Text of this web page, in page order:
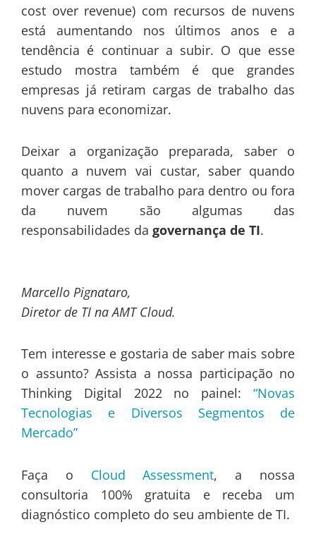
cost over revenue) com recursos de nuvens
está aumentando nos últimos anos e a
tendência é continuar a subir. O que esse
estudo mostra também é que grandes
empresas já retiram cargas de trabalho das
nuvens para economizar.
Deixar a organização preparada, saber o
quanto a nuvem vai custar, saber quando
mover cargas de trabalho para dentro ou fora
da nuvem são algumas das
responsabilidades da governança de TI.
Marcello Pignataro,
Diretor de TI na AMT Cloud.
Tem interesse e gostaria de saber mais sobre
o assunto? Assista a nossa participação no
Thinking Digital 2022 no painel: “Novas
Tecnologias e Diversos Segmentos de
Mercado”
Faça o Cloud Assessment, a nossa
consultoria 100% gratuita e receba um
diagnóstico completo do seu ambiente de TI.